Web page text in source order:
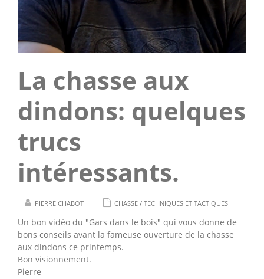
La chasse aux
dindons: quelques
trucs
intéressants.
PIERRE CHABOT CHASSE / TECHNIQUES ET TACTIQUES
Un bon vidéo du "Gars dans le bois" qui vous donne de
bons conseils avant la fameuse ouverture de la chasse
aux dindons ce printemps.
Bon visionnement.
Pierre